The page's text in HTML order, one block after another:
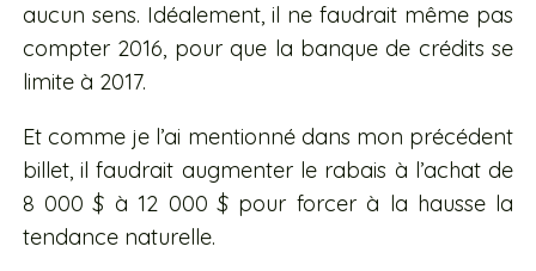
aucun sens. Idéalement, il ne faudrait même pas
compter 2016, pour que la banque de crédits se
limite à 2017.
Et comme je l’ai mentionné dans mon précédent
billet, il faudrait augmenter le rabais à l’achat de
8 000 $ à 12 000 $ pour forcer à la hausse la
tendance naturelle.